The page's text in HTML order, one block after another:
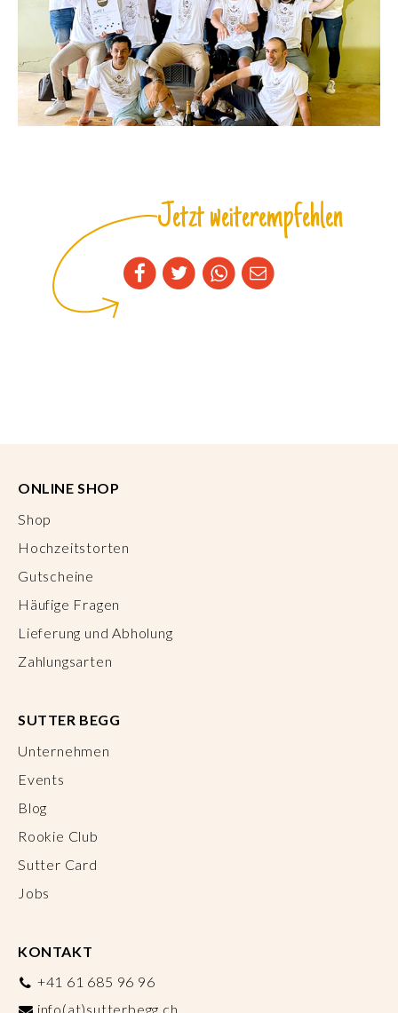
Jetzt weiterempfehlen
ONLINE SHOP
Shop
Hochzeitstorten
Gutscheine
Häufige Fragen
Lieferung und Abholung
Zahlungsarten
SUTTER BEGG
Unternehmen
Events
Blog
Rookie Club
Sutter Card
Jobs
KONTAKT
+41 61 685 96 96
info(at)sutterbegg.ch